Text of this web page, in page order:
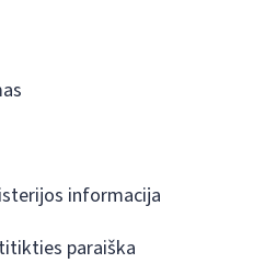
informacija
paraiška